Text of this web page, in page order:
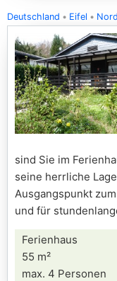
Deutschland Eifel
sind Sie im
seine herrliche
Ausgangspunkt
und für
Ferienhaus
55 m²
max. 4 Personen